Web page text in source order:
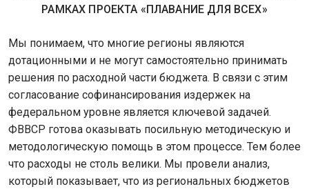
РАМКАХ ПРОЕКТА «ПЛАВАНИЕ ДЛЯ ВСЕХ»
Мы понимаем, что многие регионы являются
дотационными и не могут самостоятельно принимать
решения по расходной части бюджета. В связи с этим
согласование софинансирования издержек на
федеральном уровне является ключевой задачей.
ФВВСР готова оказывать посильную методическую и
методологическую помощь в этом процессе. Тем более
что расходы не столь велики. Мы провели анализ,
который показывает, что из региональных бюджетов